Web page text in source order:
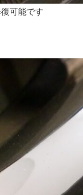
可能です